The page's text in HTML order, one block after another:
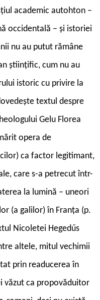
academic autohton –
occidentală – și istoriei
nu au putut rămâne
științific, cum nu au
istoric cu privire la
textul despre
Gelu Florea
opera de
ca factor legitimant,
care s-a petrecut într-
la lumină – uneori
(a galilor) în Franța (p.
Nicoletei Hegedűs
altele, mitul vechimii
prin readucerea în
văzut ca propovăduitor